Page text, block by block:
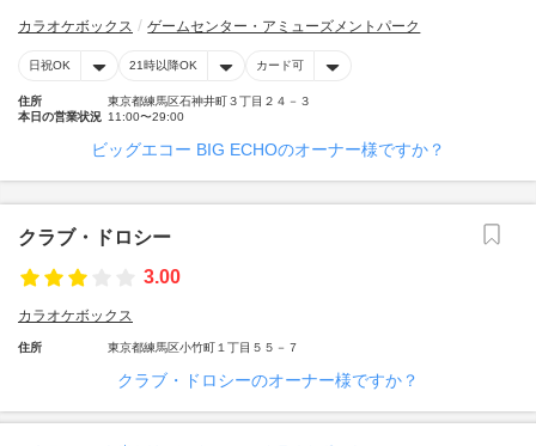
カラオケボックス ゲームセンター・アミューズメントパーク
日祝OK 21時以降OK カード可
住所
東京都練馬区石神井町３丁目２４－３
本日の営業状況 11:00〜29:00
ビッグエコー BIG ECHOのオーナー様ですか？
クラブ・ドロシー
3.00
カラオケボックス
住所 東京都練馬区小竹町１丁目５５－７
クラブ・ドロシーのオーナー様ですか？